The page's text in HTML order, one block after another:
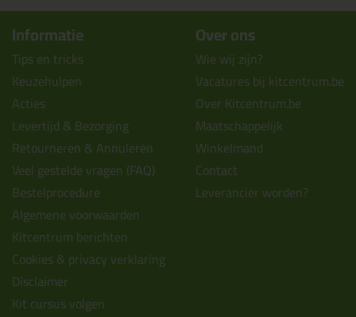
Informatie
Tips en tricks
Keuzehulpen
Acties
Levertijd & Bezorging
Retourneren & Annuleren
Veel gestelde vragen (FAQ)
Bestelprocedure
Algemene voorwaarden
Kitcentrum berichten
Cookies & privacy verklaring
Disclaimer
Kit cursus volgen
Over ons
Wie wij zijn?
Vacatures bij kitcentrum.be
Over Kitcentrum.be
Maatschappelijk
Winkelmand
Contact
Leverancier worden?